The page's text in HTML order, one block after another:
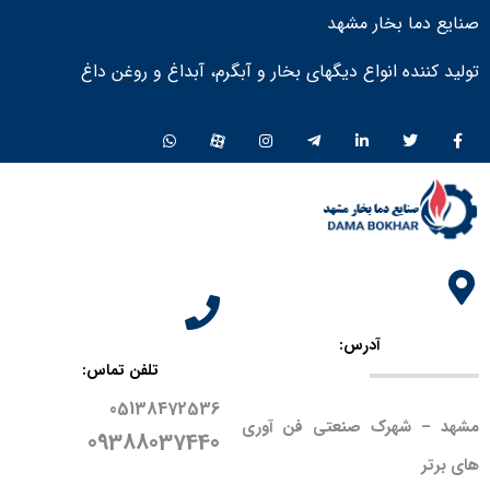
صنایع دما بخار مشهد
تولید کننده انواع دیگهای بخار و آبگرم، آبداغ و روغن داغ ​
آدرس:
مشهد – شهرک صنعتی فن آوری
های برتر
تلفن تماس:
05138472536
09388037440